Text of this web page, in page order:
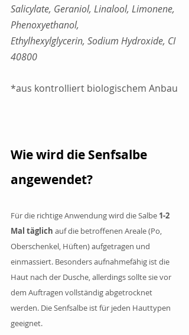
Salicylate, Geraniol, Linalool, Limonene,
Phenoxyethanol,
Ethylhexylglycerin, Sodium Hydroxide, CI
40800
*aus kontrolliert biologischem Anbau
Wie wird die Senfsalbe
angewendet?
Für die richtige Anwendung wird die Salbe 1-2
Mal täglich auf die betroffenen Areale (Po,
Oberschenkel, Hüften) aufgetragen und
einmassiert. Besonders aufnahmefähig ist die
Haut nach der Dusche, allerdings sollte sie vor
dem Auftragen vollständig abgetrocknet
werden. Die Senfsalbe ist für jeden Hauttypen
geeignet.